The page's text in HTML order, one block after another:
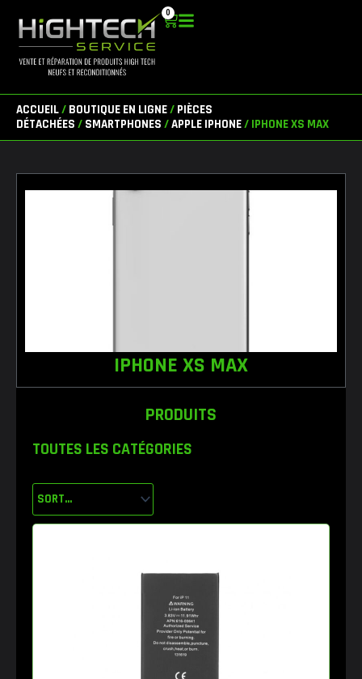
contenu
0
Panier
ACCUEIL/ BOUTIQUE EN LIGNE/ PIÈCES
DÉTACHÉES / SMARTPHONES /APPLE IPHONE/ IPHONE XS MAX
IPHONE XS MAX
PRODUITS
TOUTES LES CATÉGORIES